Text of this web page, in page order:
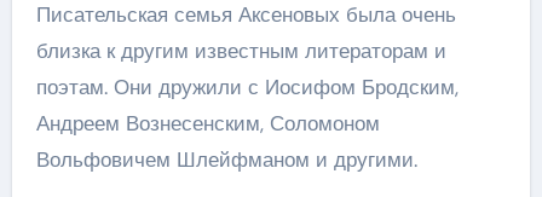
Писательская семья Аксеновых была очень
близка к другим известным литераторам и
поэтам. Они дружили с Иосифом Бродским,
Андреем Вознесенским, Соломоном
Вольфовичем Шлейфманом и другими.